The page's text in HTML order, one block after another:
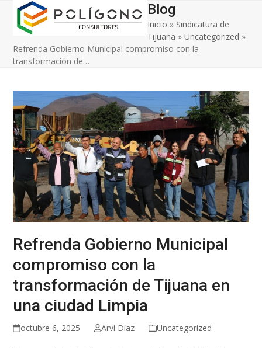
Skip
content
Open
mobile
menu
Close
mobile
menu
Blog
Inicio » Sindicatura de
Tijuana »Uncategorized »
Refrenda Gobierno Municipal compromiso con la
transformación de…
Refrenda Gobierno Municipal
compromiso con la
transformación de Tijuana en
una ciudad Limpia
octubre 6, 2025 Arvi Díaz Uncategorized